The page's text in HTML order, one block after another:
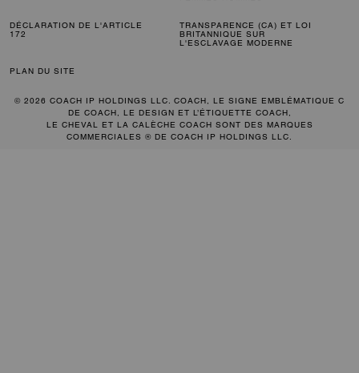
DÉCLARATION DE L'ARTICLE
172
TRANSPARENCE (CA) ET LOI
BRITANNIQUE SUR
L'ESCLAVAGE MODERNE
PLAN DU SITE
© 2026 COACH IP HOLDINGS LLC. COACH, LE SIGNE EMBLÉMATIQUE C
DE COACH, LE DESIGN ET L’ÉTIQUETTE COACH,
LE CHEVAL ET LA CALÈCHE COACH SONT DES MARQUES
COMMERCIALES ® DE COACH IP HOLDINGS LLC.